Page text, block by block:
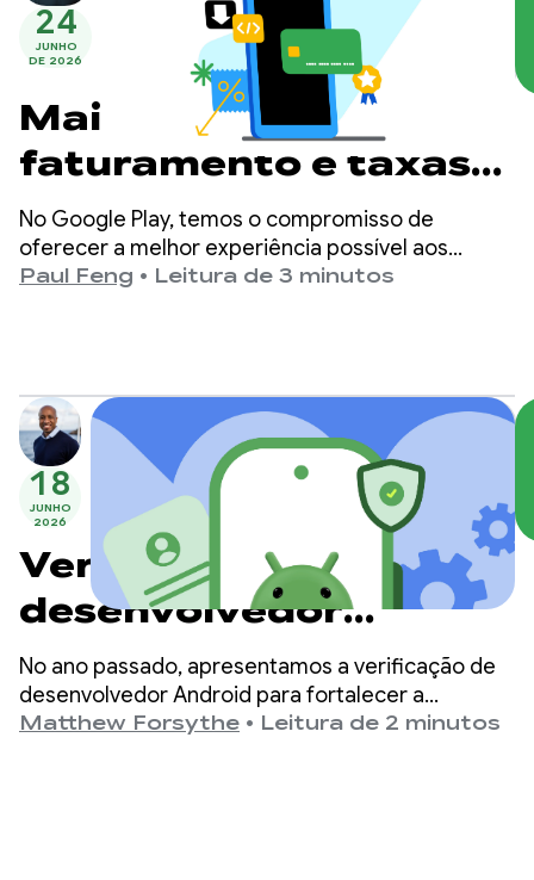
24
JUNHO
DE 2026
Mais opções de
faturamento e taxas
mais baixas no Google
Play
No Google Play, temos o compromisso de
oferecer a melhor experiência possível aos
usuários, além de garantir que os
Paul Feng • Leitura de 3 minutos
18
JUNHO
2026
Verificação de
desenvolvedor
Android: criando um
ecossistema mais
seguro juntos
No ano passado, apresentamos a verificação de
desenvolvedor Android para fortalecer a
segurança do ecossistema e impedir que
Matthew Forsythe • Leitura de 2 minutos